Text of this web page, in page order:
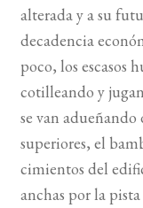
alterada y a su
decadencia
poco, los escasos
cotilleando y
se van
superiores, el
cimientos del
anchas por la pista